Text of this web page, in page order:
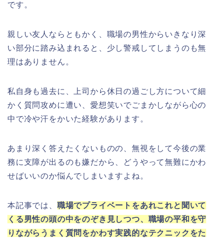
です。
親しい友人ならともかく、職場の男性からいきなり深
い部分に踏み込まれると、少し警戒してしまうのも無
理はありません。
私自身も過去に、上司から休日の過ごし方について細
かく質問攻めに遭い、愛想笑いでごまかしながら心の
中で冷や汗をかいた経験があります。
あまり深く答えたくないものの、無視をして今後の業
務に支障が出るのも嫌だから、どうやって無難にかわ
せばいいのか悩んでしまいますよね。
本記事では、 職場でプライベートをあれこれと聞いて
くる男性の頭の中をのぞき見しつつ、職場の平和を守
りながらうまく質問をかわす実践的なテクニックをた